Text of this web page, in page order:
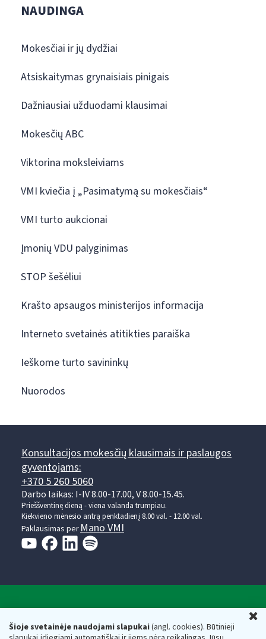
Šioje svetainėje naudojami slapukai(angl. cookies). Būtinieji
NAUDINGA
Mokesčiai ir jų dydžiai
Atsiskaitymas grynaisiais pinigais
Dažniausiai užduodami klausimai
Mokesčių ABC
Viktorina moksleiviams
VMI kviečia į „Pasimatymą su mokesčiais“
VMI turto aukcionai
Įmonių VDU palyginimas
STOP šešėliui
Krašto apsaugos ministerijos informacija
Interneto svetainės atitikties paraiška
Ieškome turto savininkų
Nuorodos
Konsultacijos mokesčių klausimais ir paslaugos
gyventojams:
+370 5 260 5060
Darbo laikas: I-IV 8.00-17.00, V 8.00-15.45.
Prieššventinę dieną - viena valanda trumpiau.
Kiekvieno mėnesio antrą penktadienį 8.00 val. - 12.00 val.
Paklausimas per Mano VMI
Respublikos finansų ministerijos